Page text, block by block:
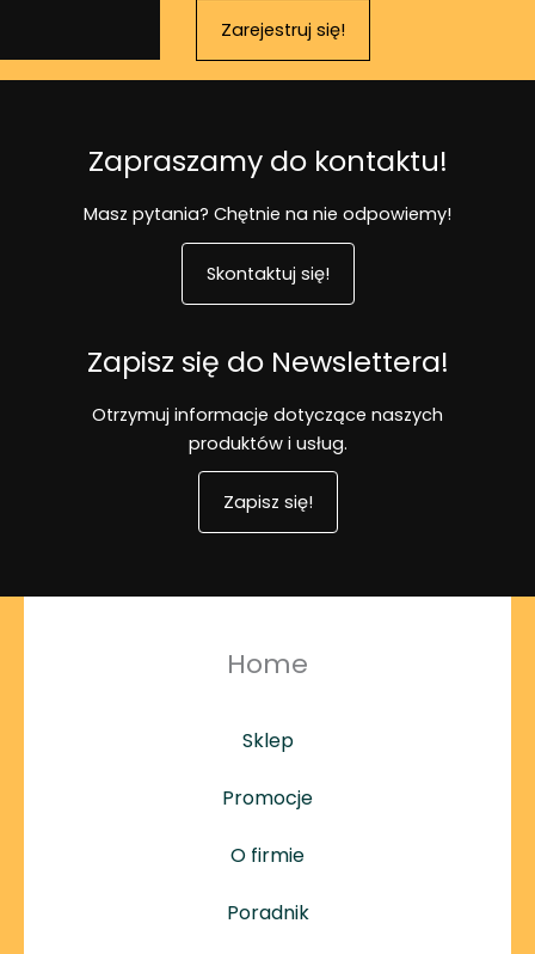
Zarejestruj się!
Zapraszamy do kontaktu!
Masz pytania? Chętnie na nie odpowiemy!
Skontaktuj się!
Zapisz się do Newslettera!
Otrzymuj informacje dotyczące naszych
produktów i usług.
Zapisz się!
Home
Sklep
Promocje
O firmie
Poradnik